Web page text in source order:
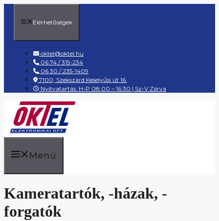
Kilépés
tartalombaElérhetőségek
oktel@oktel.hu
06 74 / 315-234
06 30 / 235-1409
7100, Szekszárd Keselyűsi út 16.
Nyitvatartás: H-P 08:00 – 16:30 | Sz-V Zárva
Menü
Kameratartók, -házak, -
forgatók